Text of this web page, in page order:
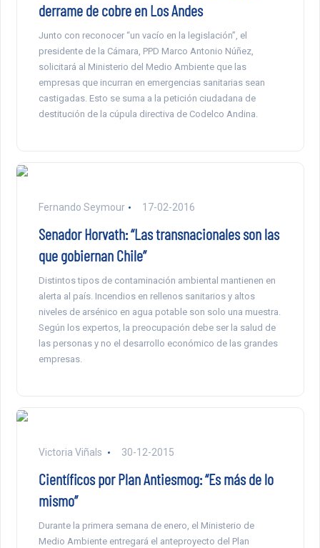
derrame de cobre en Los Andes
Junto con reconocer “un vacío en la legislación”, el
presidente de la Cámara, PPD Marco Antonio Núñez,
solicitará al Ministerio del Medio Ambiente que las
empresas que incurran en emergencias sanitarias sean
castigadas. Esto se suma a la petición ciudadana de
destitución de la cúpula directiva de Codelco Andina.
Fernando Seymour 17-02-2016
Senador Horvath: “Las transnacionales son las
que gobiernan Chile”
Distintos tipos de contaminación ambiental mantienen en
alerta al país. Incendios en rellenos sanitarios y altos
niveles de arsénico en agua potable son solo una muestra.
Según los expertos, la preocupación debe ser la salud de
las personas y no el desarrollo económico de las grandes
empresas.
Victoria Viñals 30-12-2015
Científicos por Plan Antiesmog: “Es más de lo
mismo”
Durante la primera semana de enero, el Ministerio de
Medio Ambiente entregará el anteproyecto del Plan